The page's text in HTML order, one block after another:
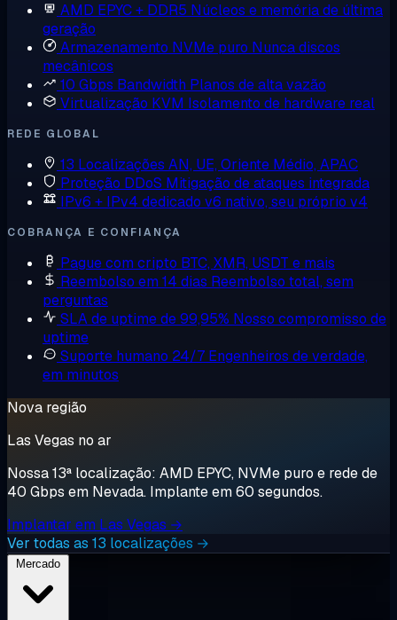
AMD EPYC + DDR5 Núcleos e memória de última
geração
Armazenamento NVMe puro Nunca discos
mecânicos
10 Gbps Bandwidth Planos de alta vazão
Virtualização KVM Isolamento de hardware real
REDE GLOBAL
13 Localizações AN, UE, Oriente Médio, APAC
Proteção DDoS Mitigação de ataques integrada
IPv6 + IPv4 dedicado v6 nativo, seu próprio v4
COBRANÇA E CONFIANÇA
Pague com cripto BTC, XMR, USDT e mais
Reembolso em 14 dias Reembolso total, sem
perguntas
SLA de uptime de 99,95% Nosso compromisso de
uptime
Suporte humano 24/7 Engenheiros de verdade,
em minutos
Nova região
Las Vegas no ar
Nossa 13ª localização: AMD EPYC, NVMe puro e rede de
40 Gbps em Nevada. Implante em 60 segundos.
Implantar em Las Vegas →
Ver todas as 13 localizações →